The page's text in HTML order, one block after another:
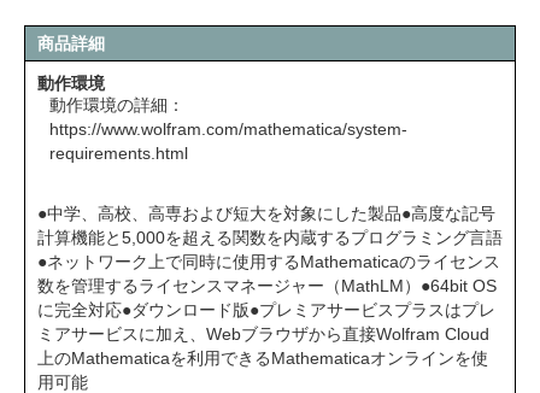
商品詳細
動作環境
動作環境の詳細：
https://www.wolfram.com/mathematica/system-
requirements.html
●中学、高校、高専および短大を対象にした製品●高度な記号
計算機能と5,000を超える関数を内蔵するプログラミング言語
●ネットワーク上で同時に使用するMathematicaのライセンス
数を管理するライセンスマネージャー（MathLM）●64bit OS
に完全対応●ダウンロード版●プレミアサービスプラスはプレ
ミアサービスに加え、Webブラウザから直接Wolfram Cloud
上のMathematicaを利用できるMathematicaオンラインを使
用可能